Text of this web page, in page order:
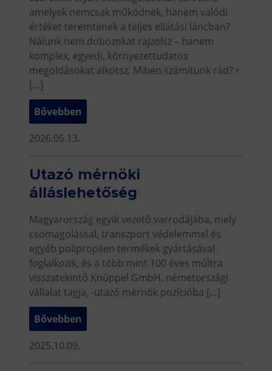
amelyek nemcsak működnek, hanem valódi
értéket teremtenek a teljes ellátási láncban?
Nálunk nem dobozokat rajzolsz – hanem
komplex, egyedi, környezettudatos
megoldásokat alkotsz. Miben számítunk rád? •
[…]
Bővebben
2026.05.13.
Utazó mérnöki
álláslehetőség
Magyarország egyik vezető varrodájába, mely
csomagolással, transzport védelemmel és
egyéb polipropilen termékek gyártásával
foglalkozik, és a több mint 100 éves múltra
visszatekintő Knüppel GmbH. németországi
vállalat tagja, -utazó mérnök pozícióba […]
Bővebben
2025.10.09.